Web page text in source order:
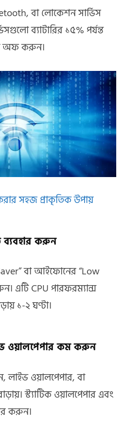
বা লোকেশন সার্ভিস
ব্যাটারির ১৫% পর্যন্ত
অফ করুন।
সহজ প্রাকৃতিক উপায়
ব্যবহার করুন
বা আইফোনের “Low
এটি CPU পারফরম্যান্স
১-২ ঘণ্টা।
ওয়ালপেপার কম করুন
লাইভ ওয়ালপেপার, বা
স্ট্যাটিক ওয়ালপেপার এবং
করুন।